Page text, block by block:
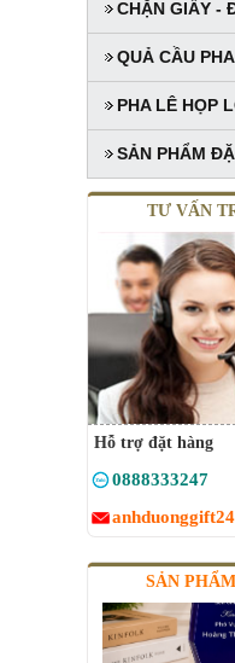
CHẶN GIẤY -
QUẢ CẦU
PHA LÊ HỌP
SẢN PHẨM
TƯ VẤN
Hỗ trợ đặt hàng
0888333247
SẢN